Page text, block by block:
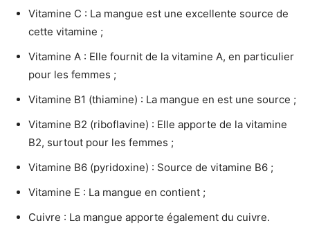
Vitamine C : La mangue est une excellente source de
cette vitamine ;
Vitamine A : Elle fournit de la vitamine A, en particulier
pour les femmes ;
Vitamine B1 (thiamine) : La mangue en est une source ;
Vitamine B2 (riboflavine) : Elle apporte de la vitamine
B2, surtout pour les femmes ;
Vitamine B6 (pyridoxine) : Source de vitamine B6 ;
Vitamine E : La mangue en contient ;
Cuivre : La mangue apporte également du cuivre.